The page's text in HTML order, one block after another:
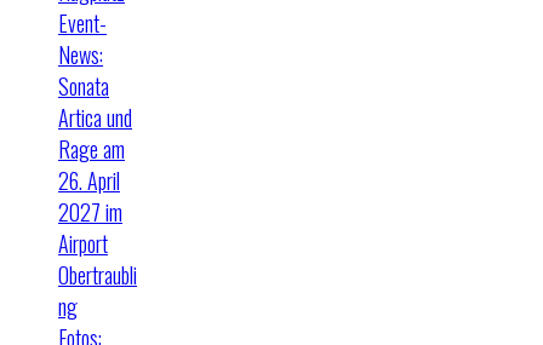
Event-
News:
Sonata
Artica und
Rage am
26. April
2027 im
Airport
Obertraubli
ng
Fotos: